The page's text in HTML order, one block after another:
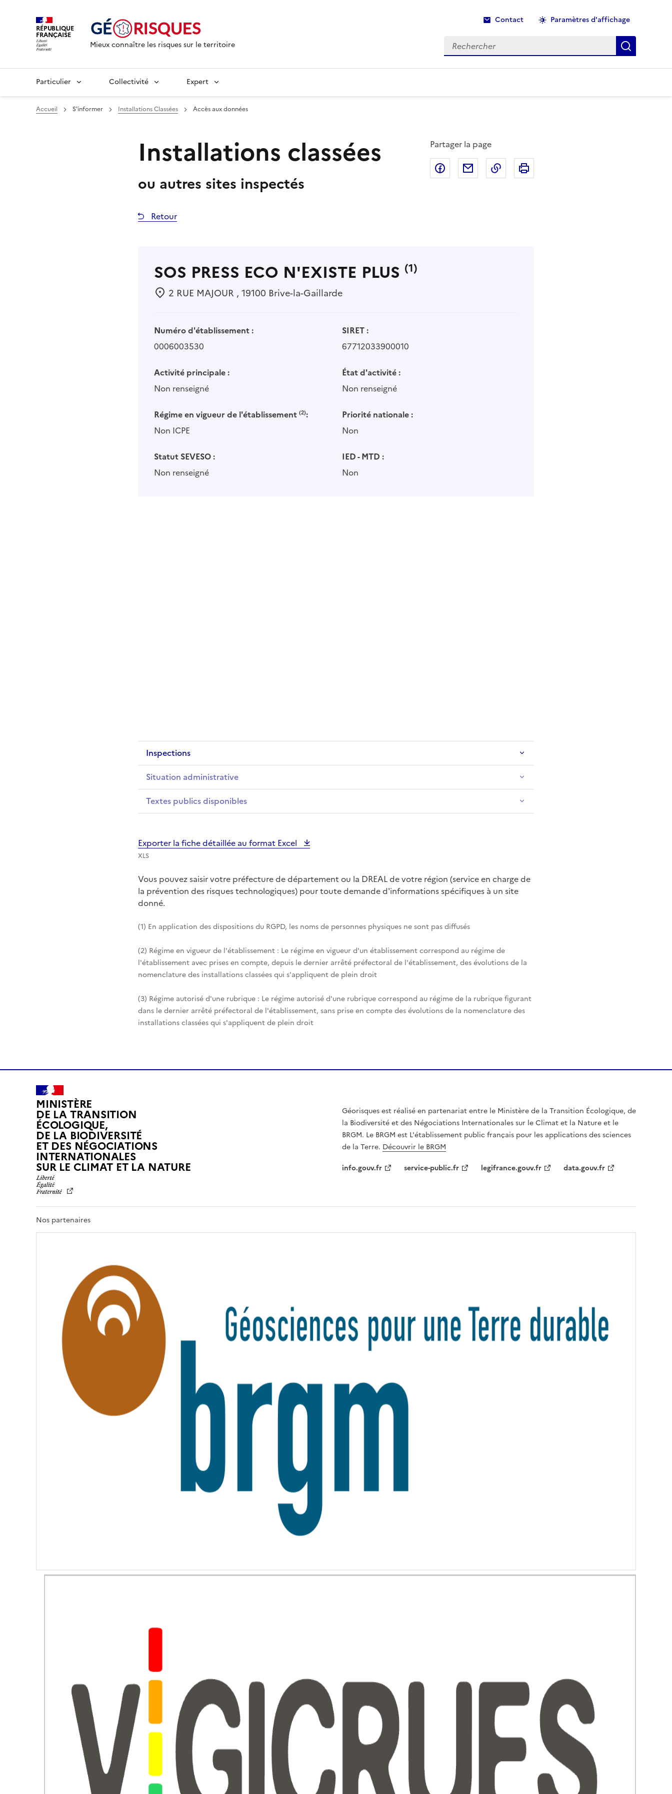
RÉPUBLIQUE
FRANÇAISE
Mieux connaître les risques sur le territoire
Contact Paramètres d'affichage
Rechercher
Recherche
Particulier Collectivité Expert
Accueil S'informer Installations Classées Accès aux données
Installations classées
ou autres sites inspectés
Partager la page
Partager sur Facebook
Partager par emailCopier dans le presse-papier
Retour
SOS PRESS ECO N'EXISTE PLUS (1)
2 RUE MAJOUR , 19100 Brive-la-Gaillarde
Numéro d'établissement :
0006003530
SIRET :
67712033900010
Activité principale :
Non renseigné
État d'activité :
Non renseigné
Régime en vigueur de l'établissement (2):
Non ICPE
Priorité nationale :
Non
Statut SEVESO :
Non renseigné
IED - MTD :
Non
Inspections
Situation administrative
Textes publics disponibles
Exporter la fiche détaillée au format Excel
XLS
Vous pouvez saisir votre préfecture de département ou la DREAL de votre région (service en charge de
la prévention des risques technologiques) pour toute demande d'informations spécifiques à un site
donné.
(1) En application des dispositions du RGPD, les noms de personnes physiques ne sont pas diffusés
(2) Régime en vigueur de l'établissement : Le régime en vigueur d'un établissement correspond au régime de
l'établissement avec prises en compte, depuis le dernier arrêté préfectoral de l'établissement, des évolutions de la
nomenclature des installations classées qui s'appliquent de plein droit
(3) Régime autorisé d'une rubrique : Le régime autorisé d'une rubrique correspond au régime de la rubrique figurant
dans le dernier arrêté préfectoral de l'établissement, sans prise en compte des évolutions de la nomenclature des
installations classées qui s'appliquent de plein droit
MINISTÈRE
DE LA TRANSITION
ÉCOLOGIQUE,
DE LA BIODIVERSITÉ
ET DES NÉGOCIATIONS
INTERNATIONALES
SUR LE CLIMAT ET LA NATUREL
R
É
R
R
N
T
Géorisques est réalisé en partenariat entre le Ministère de la Transition Écologique, de
la Biodiversité et des Négociations Internationales sur le Climat et la Nature et le
BRGM. Le BRGM est L'établissement public français pour les applications des sciences
de la Terre. Découvrir le BRGM
info.gouv.fr
service-public.fr legifrance.gouv.fr data.gouv.fr
Nos partenaires